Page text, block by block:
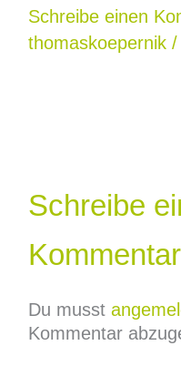
Schreibe einen
thomaskoepernik /
Schreibe
Kommentar
Du musst
Kommentar